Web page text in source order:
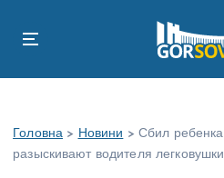
Головна > Новини > Сбил
разыскивают водителя легковушки